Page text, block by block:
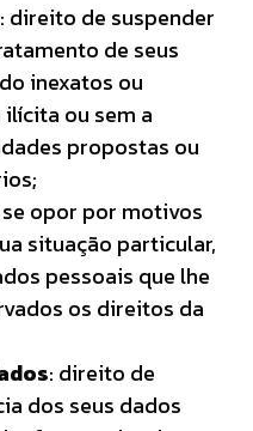
: direito de suspender
de seus
inexatos ou
ou sem a
propostas ou
opor por motivos
situação particular,
pessoais que lhe
os direitos da
: direito de
dos seus dados